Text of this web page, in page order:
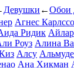
Девушки ←Обои
Агнес
Ридик Айлар
Роуз Алина
Алсу
Ана Хикман